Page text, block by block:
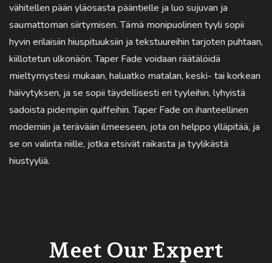
vähitellen pään yläosasta pääntielle ja luo sujuvan ja
saumattoman siirtymisen. Tämä monipuolinen tyyli sopii
hyvin erilaisiin hiuspituuksiin ja tekstuureihin tarjoten puhtaan,
kiillotetun ulkonäön. Taper Fade voidaan räätälöidä
mieltymystesi mukaan, haluatko matalan, keski- tai korkean
häivytyksen, ja se sopii täydellisesti eri tyyleihin, lyhyistä
sadoista pidempiin quiffeihin. Taper Fade on ihanteellinen
moderniin ja terävään ilmeeseen, jota on helppo ylläpitää, ja
se on valinta niille, jotka etsivät raikasta ja tyylikästä
hiustyyliä.
Meet Our Expert